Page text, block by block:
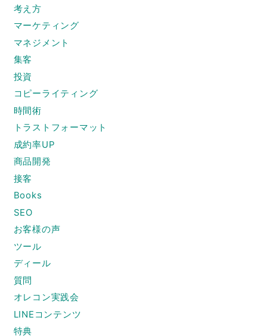
考え方
マーケティング
マネジメント
集客
投資
コピーライティング
時間術
トラストフォーマット
成約率UP
商品開発
接客
Books
SEO
お客様の声
ツール
ディール
質問
オレコン実践会
LINEコンテンツ
特典